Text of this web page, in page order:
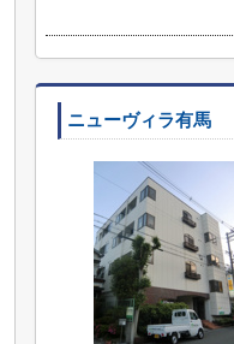
ニューヴィラ有馬